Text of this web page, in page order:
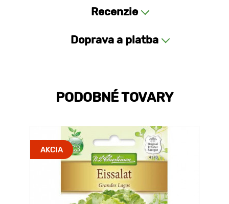
Recenzie
Doprava a platba
PODOBNÉ TOVARY
AKCIA